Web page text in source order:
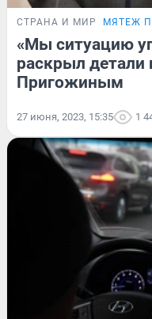
СТРАНА И МИР МЯТЕЖ
«Мы ситуацию
раскрыл детали
Пригожиным
27 июня, 2023, 15:35 1